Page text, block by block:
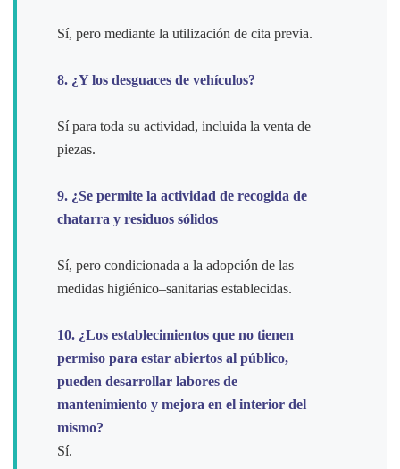
Sí, pero mediante la utilización de cita previa.
8. ¿Y los desguaces de vehículos?
Sí para toda su actividad, incluida la venta de
piezas.
9. ¿Se permite la actividad de recogida de
chatarra y residuos sólidos
Sí, pero condicionada a la adopción de las
medidas higiénico–sanitarias establecidas.
10. ¿Los establecimientos que no tienen
permiso para estar abiertos al público,
pueden desarrollar labores de
mantenimiento y mejora en el interior del
mismo?
Sí.